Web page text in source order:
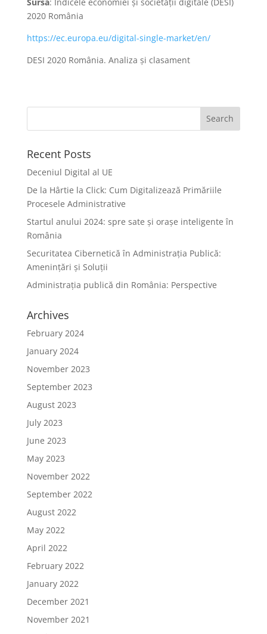
2020 România
https://ec.europa.eu/digital-single-market/en/
DESI 2020 România. Analiza și clasament
Recent Posts
Deceniul Digital al UE
De la Hârtie la Click: Cum Digitalizează Primăriile
Procesele Administrative
Startul anului 2024: spre sate și orașe inteligente în
România
Securitatea Cibernetică în Administrația Publică:
Amenințări și Soluții
Administrația publică din România: Perspective
Archives
February 2024
January 2024
November 2023
September 2023
August 2023
July 2023
June 2023
May 2023
November 2022
September 2022
August 2022
May 2022
April 2022
February 2022
January 2022
December 2021
November 2021